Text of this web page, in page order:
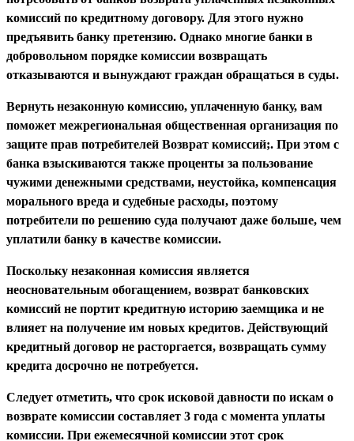
комиссий по кредитному договору. Для этого нужно
предъявить банку претензию. Однако многие банки в
добровольном порядке комиссии возвращать
отказываются и вынуждают граждан обращаться в суды.
Вернуть незаконную комиссию, уплаченную банку, вам
поможет межрегиональная общественная организация по
защите прав потребителей Возврат комиссий;. При этом с
банка взыскиваются также проценты за пользование
чужими денежными средствами, неустойка, компенсация
морального вреда и судебные расходы, поэтому
потребители по решению суда получают даже больше, чем
уплатили банку в качестве комиссии.
Поскольку незаконная комиссия является
неосновательным обогащением, возврат банковских
комиссий не портит кредитную историю заемщика и не
влияет на получение им новых кредитов. Действующий
кредитный договор не расторгается, возвращать сумму
кредита досрочно не потребуется.
Следует отметить, что срок исковой давности по искам о
возврате комиссии составляет 3 года с момента уплаты
комиссии. При ежемесячной комиссии этот срок